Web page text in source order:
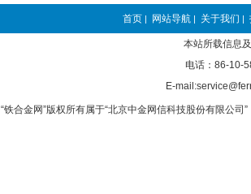
首页 | 网站导航 | 关于我们 |
本站所载信息
电话：86-10-
E-
“铁合金网”版权所有属于“北京中金网信科技股份有限公司